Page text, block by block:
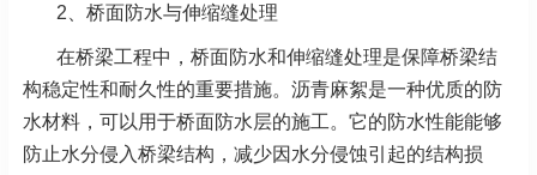
2、 桥面防水与伸缩缝处理
在桥梁工程中，桥面防水和伸缩缝处理是保障桥梁结
构稳定性和耐久性的重要措施。沥青麻絮是一种优质的防
水材料，可以用于桥面防水层的施工。它的防水性能能够
防止水分侵入桥梁结构，减少因水分侵蚀引起的结构损